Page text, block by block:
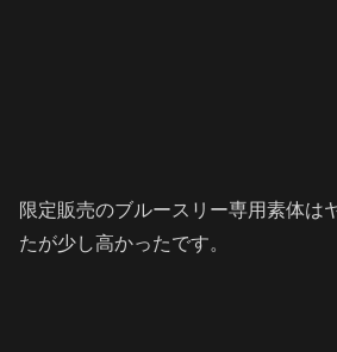
限定販売のブルースリー専用素体は
たが少し高かったです。